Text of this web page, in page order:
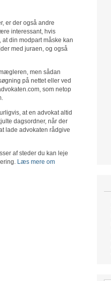
er der også andre
interessant, hvis
din modpart måske kan
med juraen, og også
men sådan
på nettet eller ved
som netop
at en advokat altid
dagsordner, når der
lade advokaten rådgive
af steder du kan leje
Læs mere om